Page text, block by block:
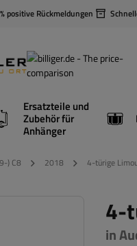
positive Rückmeldungen
Ersatzteile und
Zubehör für
Anhänger
) C8 2018 4-türige
4-
in